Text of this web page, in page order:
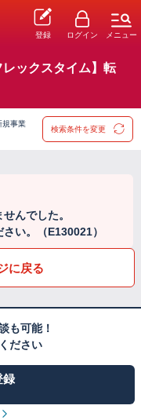
登録 ログイン メニュー
レックスタイム】転
規事業
検索条件を変更
んでした。
い。（E130021）
に戻る
も可能！
ださい
録